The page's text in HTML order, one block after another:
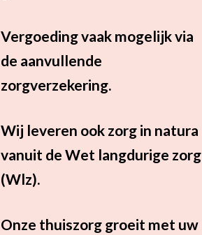
Vergoeding vaak mogelijk via
de aanvullende
zorgverzekering.
Wij leveren ook zorg in natura
vanuit de Wet langdurige zorg
(Wlz).
Onze thuiszorg groeit met uw